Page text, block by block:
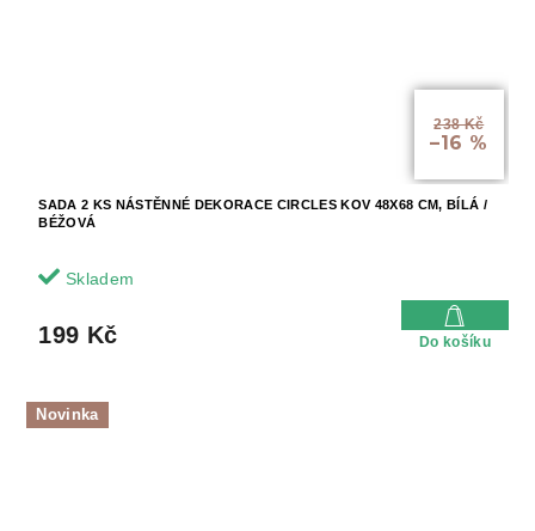
238 Kč
–16 %
SADA 2 KS NÁSTĚNNÉ DEKORACE CIRCLES KOV 48X68 CM, BÍLÁ /
BÉŽOVÁ
Skladem
199 Kč Do košíku
Novinka